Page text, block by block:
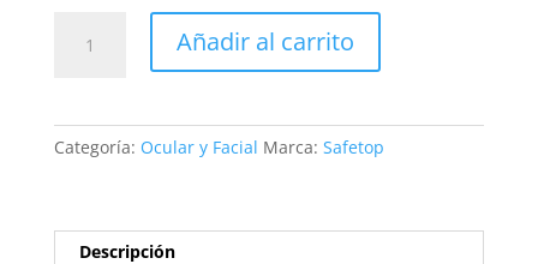
PEXTREM
Añadir al carrito
Categoría: Ocular y Facial Marca: Safetop
Descripción